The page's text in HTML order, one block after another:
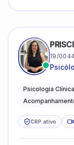
19/
Psicologia Clínica
CRP ativo